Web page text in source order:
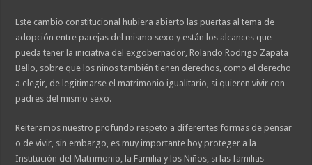
Este cambio constitucional hubiera abierto las puertas al tema de
adopción entre parejas del mismo sexo y están los alcances que
pueda tener la iniciativa del exgobernador, Rolando Rodrigo Zapata
Bello, sobre que los niños también tienen derechos, como el derecho
a elegir, de legitimarse el matrimonio igualitario, si quieren vivir con
padres del mismo sexo.
Reiteramos nuestro profundo respeto a diferentes formas de pensar
o de vivir, sin embargo, es muy importante hoy proteger a la
Institución del Matrimonio, la Familia y los Niños, si las familias